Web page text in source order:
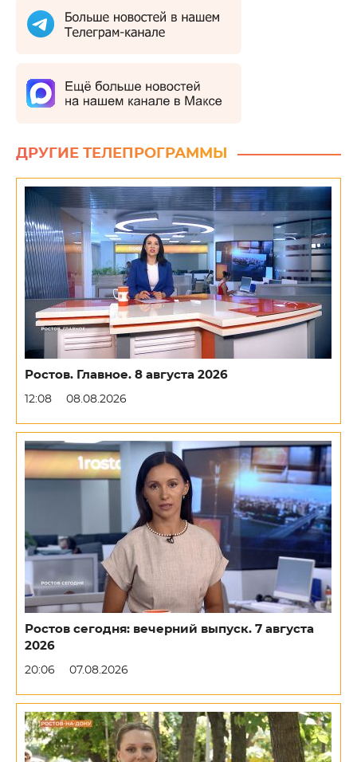
ДРУГИЕ ТЕЛЕПРОГРАММЫ
Ростов. Главное. 8 августа 2026
12:08 08.08.2026
Ростов сегодня: вечерний выпуск. 7 августа
2026
20:06 07.08.2026